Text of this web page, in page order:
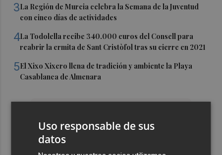
3La Región de Murcia celebra la Semana de la Juventud
con cinco días de actividades
4La Todolella recibe 340.000 euros del Consell para
reabrir la ermita de Sant Cristòfol tras su cierre en 2021
5El Xixo Xixero llena de tradición y ambiente la Playa
Casablanca de Almenara
Uso responsable de sus
datos